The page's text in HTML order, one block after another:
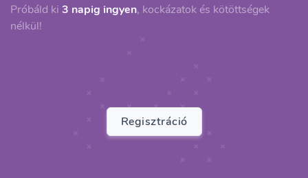
Próbáld ki 3 napig ingyen, kockázatok és kötöttségek
nélkül!
Regisztráció